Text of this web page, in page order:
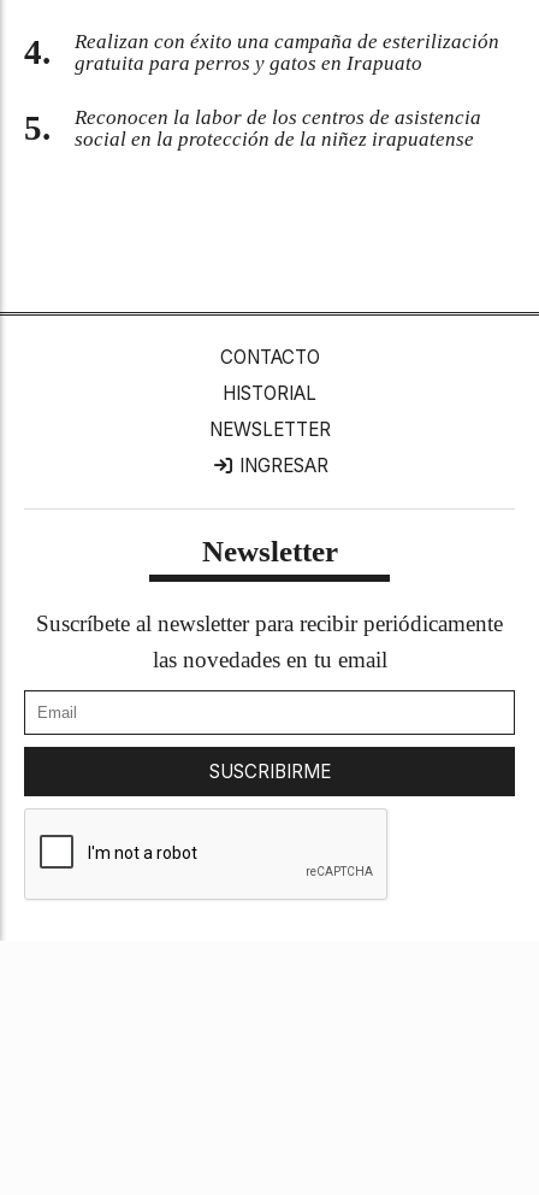
Realizan con éxito una campaña de esterilización
gratuita para perros y gatos en Irapuato
Reconocen la labor de los centros de asistencia
social en la protección de la niñez irapuatense
CONTACTO
HISTORIAL
NEWSLETTER
INGRESAR
Newsletter
Suscríbete al newsletter para recibir periódicamente
las novedades en tu email
SUSCRIBIRME